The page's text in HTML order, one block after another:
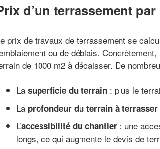
d’un terrassement par
prix de travaux de terrassement se
ou de déblais. Concrètement,
de 1000 m2 à décaisser. De
La superficie du terrain: plus le
La profondeur du terrain à terrasser
L’accessibilité du chantier: une
longs, ce qui augmente le devis de